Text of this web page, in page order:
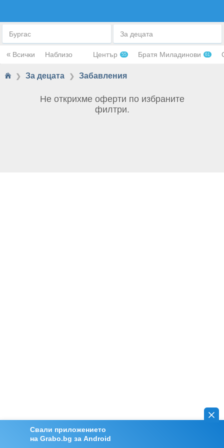
Бургас За децата
« Всички Наблизо Център 55 Братя Миладинови 61
❯ За децата ❯ Забавления
Свали приложението
на Grabo.bg за Android
Не открихме оферти по избраните
филтри.